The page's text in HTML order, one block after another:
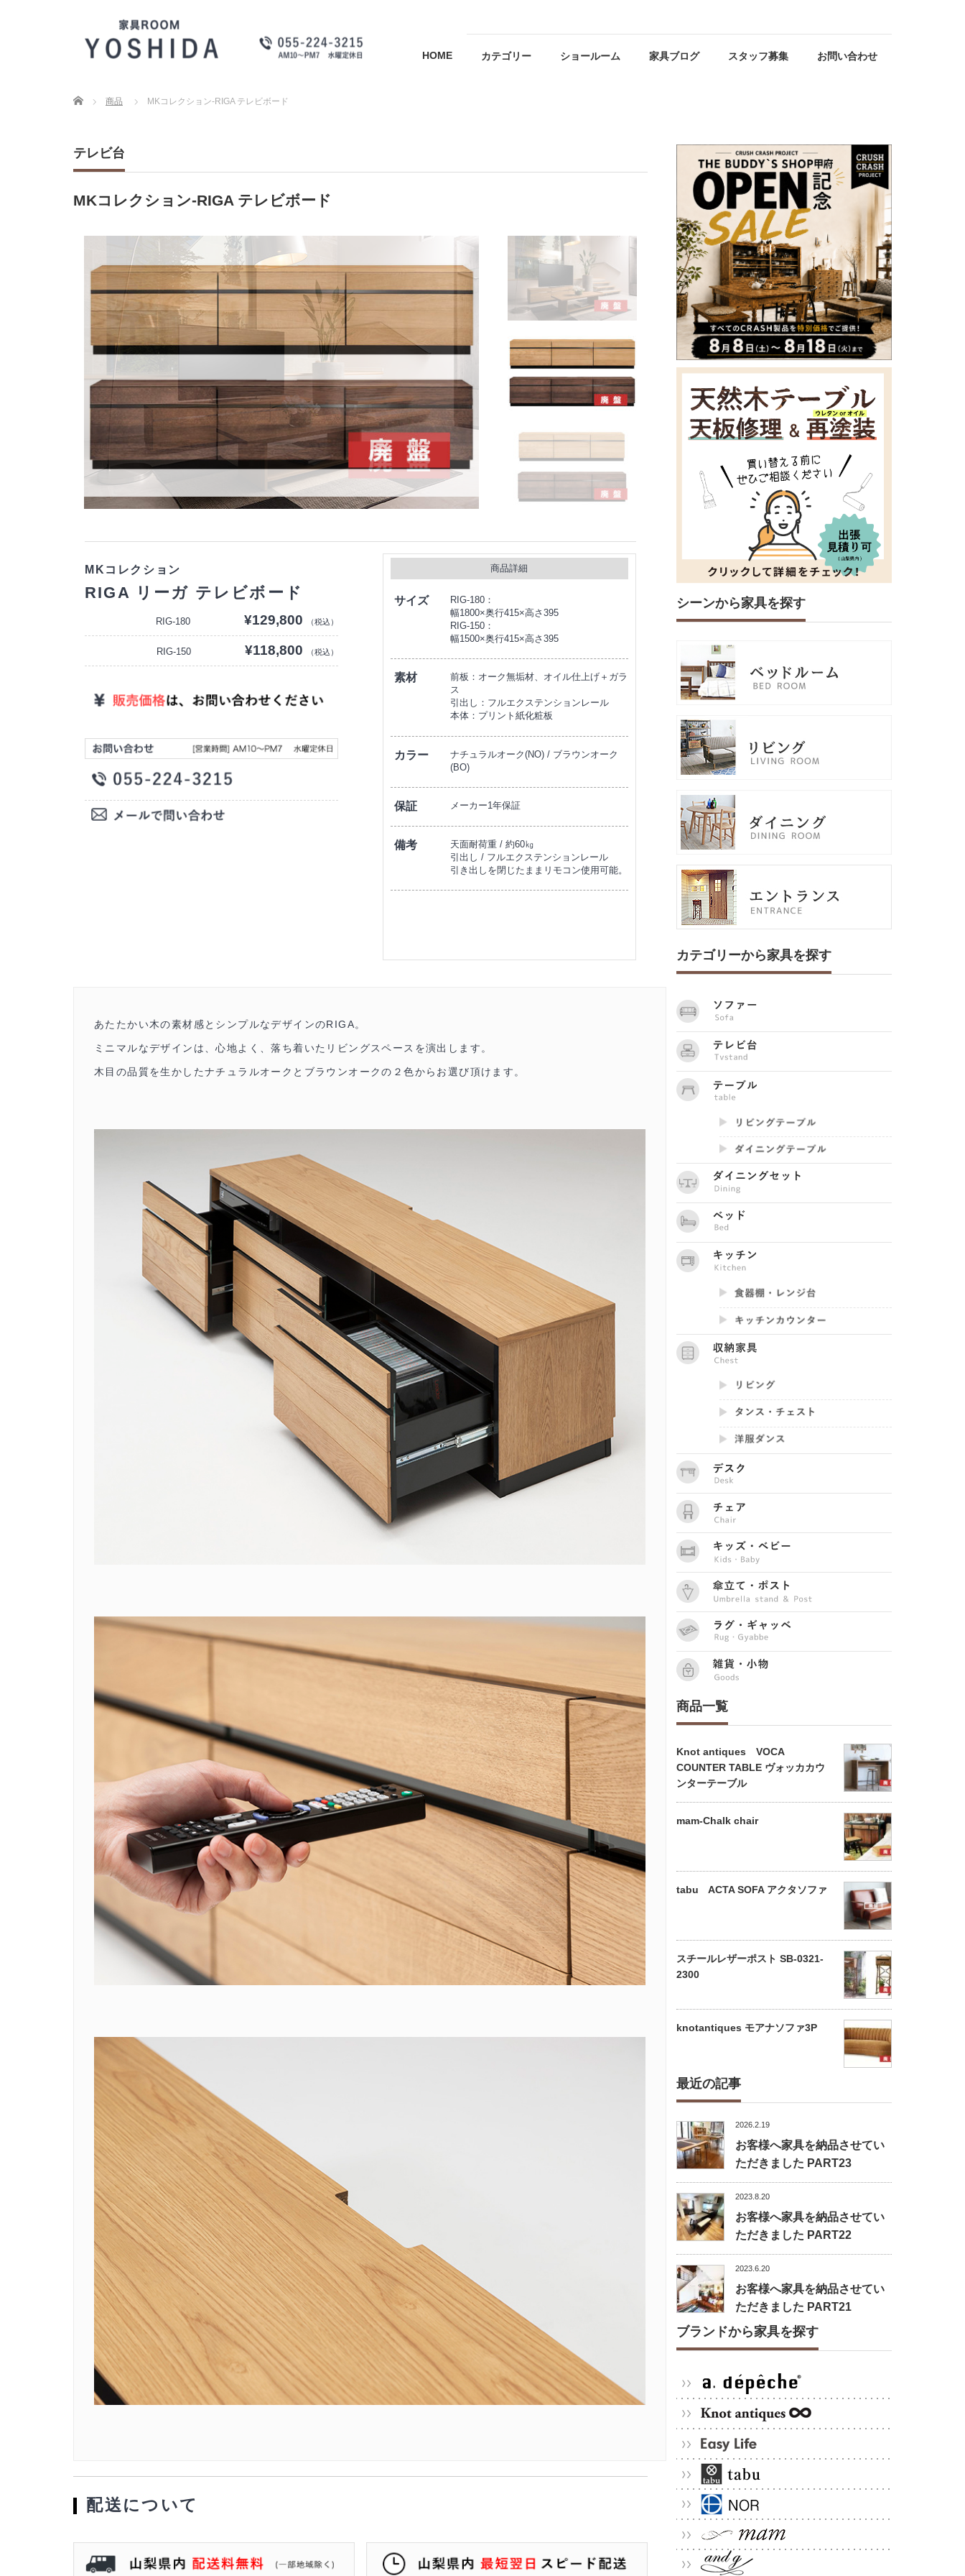
HOME カテゴリー ショールーム 家具ブログ スタッフ募集 お問い合わせ
Home 商品 MKコレクション-RIGA テレビボード
テレビ台
MKコレクション-RIGA テレビボード
MKコレクション
RIGA リーガ テレビボード
RIG-180 ¥129,800 （税込）
RIG-150 ¥118,800 （税込）
商品詳細
サイズ
RIG-180：
幅1800×奥行415×高さ395
RIG-150：
幅1500×奥行415×高さ395
素材
前板：オーク無垢材、オイル仕上げ＋ガラ
ス
引出し：フルエクステンションレール
本体：プリント紙化粧板
カラー
ナチュラルオーク(NO) / ブラウンオーク
(BO)
保証 メーカー1年保証
備考
天面耐荷重 / 約60㎏
引出し / フルエクステンションレール
引き出しを閉じたままリモコン使用可能。
あたたかい木の素材感とシンプルなデザインのRIGA。
ミニマルなデザインは、心地よく、落ち着いたリビングスペースを演出します。
木目の品質を生かしたナチュラルオークとブラウンオークの２色からお選び頂けます。
配送について
シーンから家具を探す
カテゴリーから家具を探す
商品一覧
Knot antiques VOCA
COUNTER TABLE ヴォッカカウ
ンターテーブル
mam-Chalk chair
tabu ACTA SOFA アクタソファ
スチールレザーポスト SB-0321-
2300
knotantiques モアナソファ3P
最近の記事
2026.2.19
お客様へ家具を納品させてい
ただきました PART23
2023.8.20
お客様へ家具を納品させてい
ただきました PART22
2023.6.20
お客様へ家具を納品させてい
ただきました PART21
ブランドから家具を探す